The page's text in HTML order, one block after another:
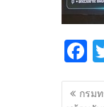
F
e
แนะ
กรม